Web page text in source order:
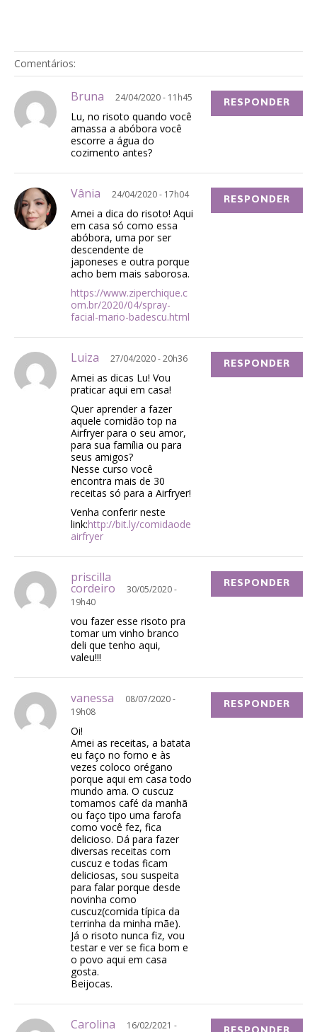
Comentários:
Bruna 24/04/2020 - 11h45
Lu, no risoto quando você
amassa a abóbora você
escorre a água do
cozimento antes?
RESPONDER
Vânia 24/04/2020 - 17h04
Amei a dica do risoto! Aqui
em casa só como essa
abóbora, uma por ser
descendente de
japoneses e outra porque
acho bem mais saborosa.
https://www.ziperchique.c
om.br/2020/04/spray-
facial-mario-badescu.html
RESPONDER
Luiza 27/04/2020 - 20h36
Amei as dicas Lu! Vou
praticar aqui em casa!
Quer aprender a fazer
aquele comidão top na
Airfryer para o seu amor,
para sua família ou para
seus amigos?
Nesse curso você
encontra mais de 30
receitas só para a Airfryer!
Venha conferir neste
link:http://bit.ly/comidaode
airfryer
RESPONDER
priscilla
cordeiro
30/05/2020 -
19h40
vou fazer esse risoto pra
tomar um vinho branco
deli que tenho aqui,
valeu!!!
RESPONDER
vanessa
08/07/2020 -
19h08
Oi!
Amei as receitas, a batata
eu faço no forno e às
vezes coloco orégano
porque aqui em casa todo
mundo ama. O cuscuz
tomamos café da manhã
ou faço tipo uma farofa
como você fez, fica
delicioso. Dá para fazer
diversas receitas com
cuscuz e todas ficam
deliciosas, sou suspeita
para falar porque desde
novinha como
cuscuz(comida típica da
terrinha da minha mãe).
Já o risoto nunca fiz, vou
testar e ver se fica bom e
o povo aqui em casa
gosta.
Beijocas.
RESPONDER
Carolina
16/02/2021 -